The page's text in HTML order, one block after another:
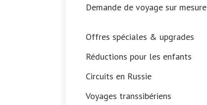
Demande de voyage sur mesure
Offres spéciales & upgrades
Réductions pour les enfants
Circuits en Russie
Voyages transsibériens